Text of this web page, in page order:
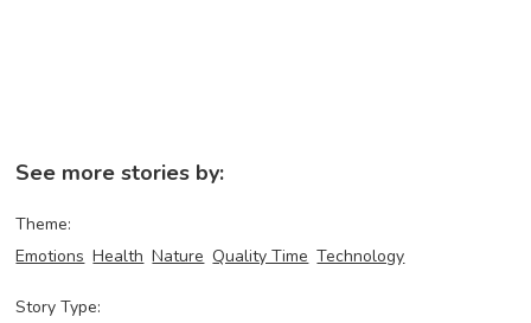
See more stories by:
Theme:
Emotions Health Nature Quality Time Technology
Story Type: